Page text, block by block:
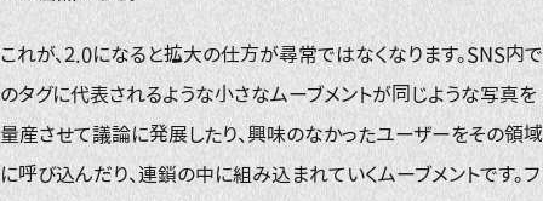
これが、2.0になると拡大の仕方が尋常ではなくなります。SNS内で
のタグに代表されるような小さなムーブメントが同じような写真を
量産させて議論に発展したり、興味のなかったユーザーをその領域
に呼び込んだり、連鎖の中に組み込まれていくムーブメントです。フ